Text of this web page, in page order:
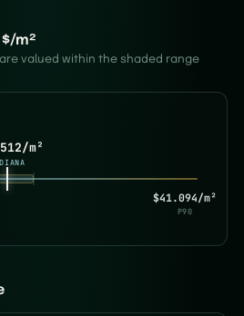
m²
valued within the shaded range
m²
$41.094/m²
P90